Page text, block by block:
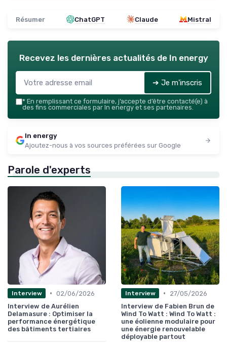
Résumer ChatGPT Claude Mistral
Recevez les dernières actualités de In energy
➔ Je m'inscris
* En remplissant ce formulaire, j’accepte d’être contacté(e) à
des fins commerciales par In energy et ses partenaires.
In energy
Ajoutez-nous à vos sources préférées sur Google
Parole d'experts
Interview • 02/06/2026
Interview de Aurélien
Delamasure : Optimiser la
performance énergétique
des bâtiments tertiaires
Interview •
27/05/2026
Interview de Fabien Brun de
Wind To Watt : Wind To Watt :
une éolienne modulaire pour
une énergie renouvelable
déployable partout